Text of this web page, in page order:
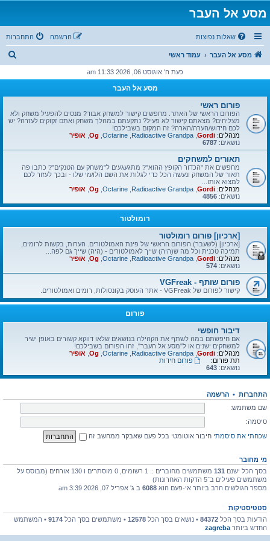
מסע אל העבר
שאלות נפוצות התחברות הרשמה
מסע אל העבר עמוד ראשי
ו
כעת ה' אוגוסט 06, 2026 11:33 am
מסע אל העבר
פורום ראשי
הפורום הראשי של האתר. מחפשים קישור למשחק אבוד? מנסים להפעיל משחק ולא
מצליחים? מצאתם קישור לא פעיל? נתקעתם במהלך משחק ואתם זקוקים לעזרה? יש
לכם חידוש/הערה/הארה? זה המקום בשבילכם!
מנהלים: Gordi
Radioactive Grandpa
Octarine
Og אופיר
נושאים: 6787
תאורים למשחקים
מחפשים את "הכדור הקופץ ההוא"? מתגעגעים ל"משחק עם הטנקים"? כתבו פה
תאור של המשחק ונעשה הכל כדי לגלות את השם הלועזי שלו - ובכך לעזור לכם
למצוא אותו...
מנהלים: Gordi
Radioactive Grandpa
Octarine
Og אופיר
נושאים: 4856
רומולטור
[ארכיון] פורום רומולטור
[ארכיון] (לשעבר) הפורום הראשי של פינת האמולטורים. הערות, בקשות לרומים,
תמיכה טכנית וכל מה ש(היה) שייך לאמולטורים - (היה) שייך גם לפה...
מנהלים: Gordi
Radioactive Grandpa
Octarine
Og אופיר
נושאים: 574
פורום שותף - VGFreak
קישור לפורום של VGFreak - אתר העוסק בקונסולות, רומים ואמולטורים.
פורום
דיבור חופשי
אם חיפשתם במה לשתף את הקהילה בנושאים שלאו דווקא קשורים באופן ישיר
למשחקים ישנים או ל"מסע אל העבר", זהו הפורום בשבילכם!
מנהלים: Gordi
Radioactive Grandpa
Octarine
Og אופיר
תת פורום:
פורום חידות
נושאים: 643
התחברות • הרשמה
שם משתמש:
סיסמה:
שכחתי את סיסמתי חיבור אוטומטי בכל פעם שאבקר ממחשב זה
מי מחובר
בסך הכל ישנם 131
משתמשים מחוברים :: 1 רשומים, 0 מוסתרים ו 130 אורחים (מבוסס על
משתמשים פעילים ב־5 הדקות האחרונות)
מספר הגולשים הרב ביותר אי-פעם הוא 6088 ב ג' אפריל 07, 2026 3:39 am
סטטיסטיקות
הודעות בסך הכל 84372 • נושאים בסך הכל 12578 • משתמשים בסך הכל 9174 • המשתמש
החדש ביותר zagreba